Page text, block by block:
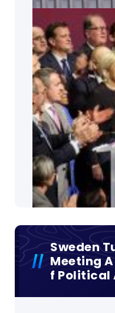
Sweden
Meeting
F